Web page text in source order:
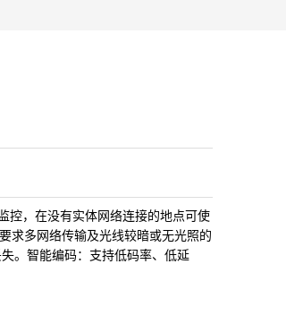
控，在没有实体网络连接的地点可使
求多网络传输及光线较暗或无光照的
。 智能编码：支持低码率、低延